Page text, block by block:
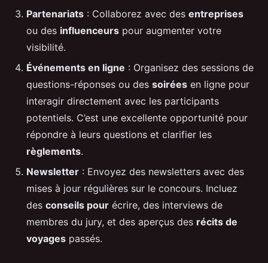
Partenariats : Collaborez avec des entreprises
ou des influenceurs pour augmenter votre
visibilité.
Événements en ligne : Organisez des sessions de
questions-réponses ou des soirées en ligne pour
interagir directement avec les participants
potentiels. C’est une excellente opportunité pour
répondre à leurs questions et clarifier les
règlements.
Newsletter : Envoyez des newsletters avec des
mises à jour régulières sur le concours. Incluez
des conseils pour écrire, des interviews de
membres du jury, et des aperçus des récits de
voyages passés.